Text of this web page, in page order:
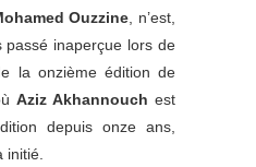
Ouzzine , n’est,
passé inaperçue lors de
la onzième édition de
Aziz Akhannouch est
depuis onze ans,
initié.